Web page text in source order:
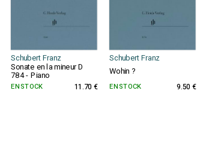
Schubert Franz Schubert Franz
Sonate en la mineur D
784 - Piano Wohin ?
EN STOCK 11.70 € EN STOCK 9.50 €